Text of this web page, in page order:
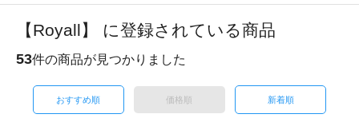
【Royall】 に登録されている商品
53件の商品が見つかりました
おすすめ順 価格順 新着順